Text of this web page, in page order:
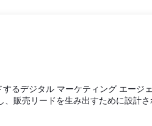
るデジタル マーケティング エージ
販売リードを生み出すために設計